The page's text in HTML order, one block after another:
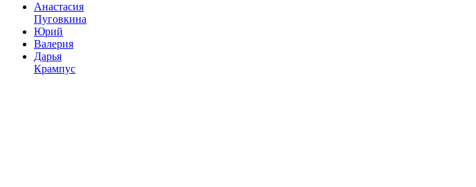
Анастасия
Пуговкина
Юрий
Валерия
Дарья
Крампус